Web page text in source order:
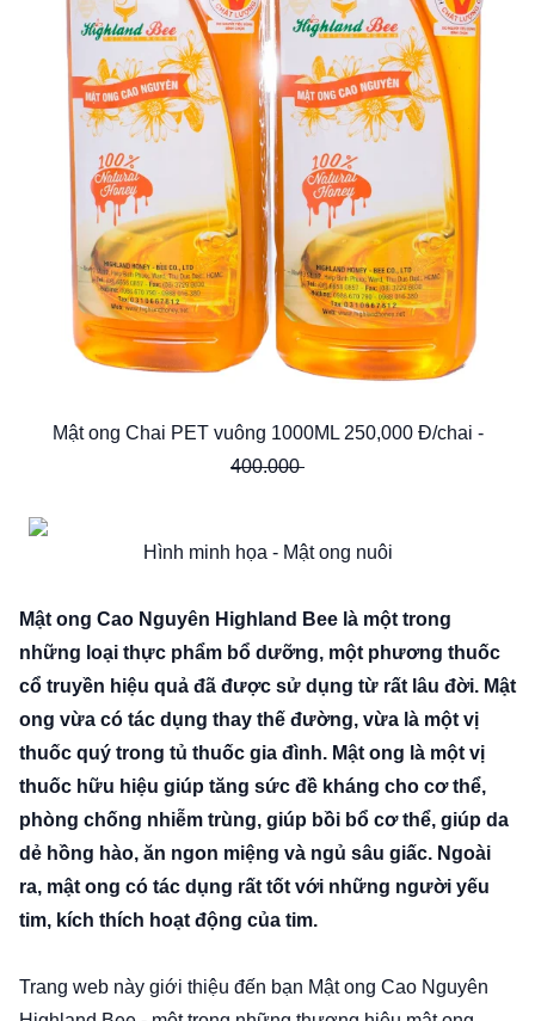
Mật ong Chai PET vuông 1000ML 250,000 Đ/chai -
400.000
Hình minh họa - Mật ong nuôi
Mật ong Cao Nguyên Highland Bee là một trong
những loại thực phẩm bổ dưỡng, một phương thuốc
cổ truyền hiệu quả đã được sử dụng từ rất lâu đời. Mật
ong vừa có tác dụng thay thế đường, vừa là một vị
thuốc quý trong tủ thuốc gia đình. Mật ong là một vị
thuốc hữu hiệu giúp tăng sức đề kháng cho cơ thể,
phòng chống nhiễm trùng, giúp bồi bổ cơ thể, giúp da
dẻ hồng hào, ăn ngon miệng và ngủ sâu giấc. Ngoài
ra, mật ong có tác dụng rất tốt với những người yếu
tim, kích thích hoạt động của tim.
Trang web này giới thiệu đến bạn Mật ong Cao Nguyên